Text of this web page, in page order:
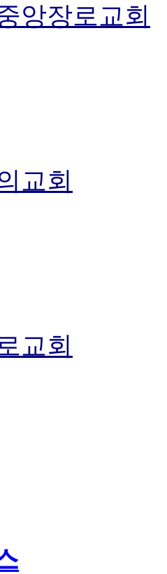
앙장로교회
교회
교회